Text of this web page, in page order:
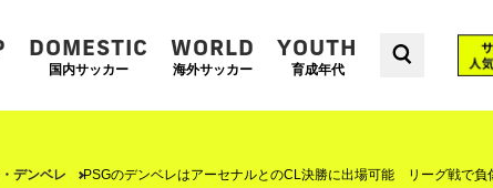
DOMESTIC
国内サッカー
WORLD
海外サッカー
YOUTH
育成年代
デンベレ PSGのデンベレはアーセナルとのCL決勝に出場可能 リーグ戦で負